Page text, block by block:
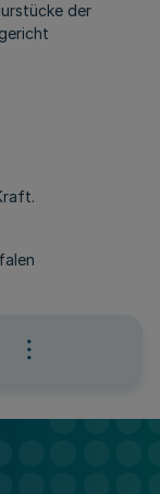
der